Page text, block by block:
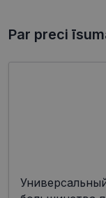
Par preci